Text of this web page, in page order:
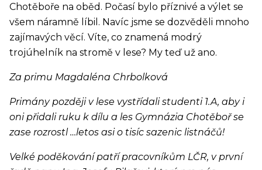
Chotěboře na oběd. Počasí bylo příznivé a výlet se
všem náramně líbil. Navíc jsme se dozvěděli mnoho
zajímavých věcí. Víte, co znamená modrý
trojúhelník na stromě v lese? My teď už ano.
Za primu Magdaléna Chrbolková
Primány později v lese vystřídali studenti 1.A, aby i
oni přidali ruku k dílu a les Gymnázia Chotěboř se
zase rozrostl …letos asi o tisíc sazenic listnáčů!
Velké poděkování patří pracovníkům LČR, v první